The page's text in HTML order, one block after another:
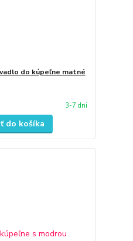
do kúpeľne matné
3-7 dni
do košíka